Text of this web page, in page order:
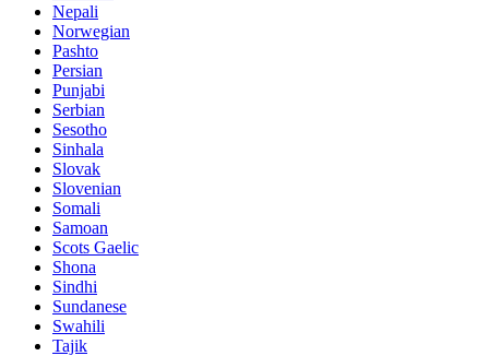
Nepali
Norwegian
Pashto
Persian
Punjabi
Serbian
Sesotho
Sinhala
Slovak
Slovenian
Somali
Samoan
Scots Gaelic
Shona
Sindhi
Sundanese
Swahili
Tajik